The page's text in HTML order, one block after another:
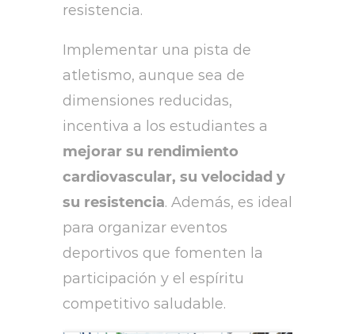
resistencia.
Implementar una pista de
atletismo, aunque sea de
dimensiones reducidas,
incentiva a los estudiantes a
mejorar su rendimiento
cardiovascular, su velocidad y
su resistencia. Además, es ideal
para organizar eventos
deportivos que fomenten la
participación y el espíritu
competitivo saludable.